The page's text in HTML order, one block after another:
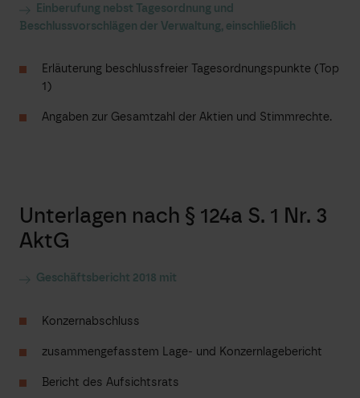
Einberufung nebst Tagesordnung und
Beschlussvorschlägen der Verwaltung, einschließlich
Erläuterung beschlussfreier Tagesordnungspunkte (Top
1)
Angaben zur Gesamtzahl der Aktien und Stimmrechte.
Unterlagen nach § 124a S. 1 Nr. 3
AktG
Geschäftsbericht 2018 mit
Konzernabschluss
zusammengefasstem Lage- und Konzernlagebericht
Bericht des Aufsichtsrats